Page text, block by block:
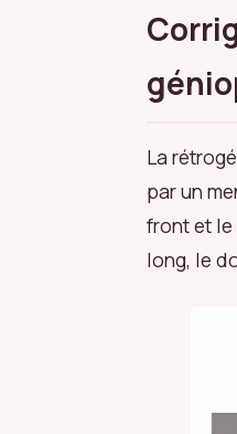
La
par un
front et le
long, le